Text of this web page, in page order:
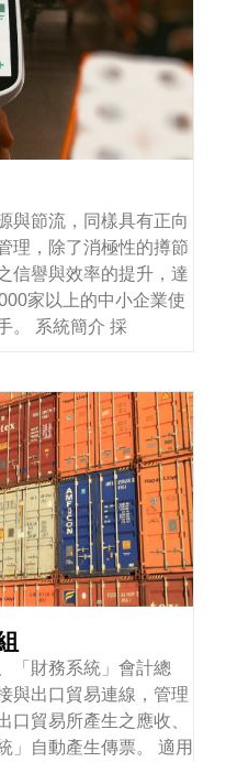
與節流，同樣具有正向
理，除了消極性的撙節
信譽與效率的提升，達
家以上的中小企業使
。 系統簡介 採
「財務系統」會計總
與出口貿易連線，管理
口貿易所產生之應收、
」自動產生傳票。 適用